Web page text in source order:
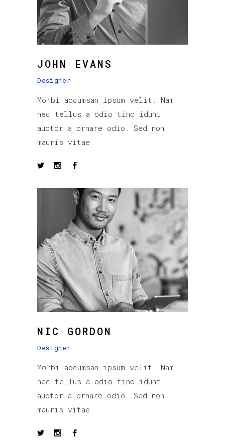
JOHN EVANS
Designer
Morbi accumsan ipsum velit. Nam
nec tellus a odio tinc idunt
auctor a ornare odio. Sed non
mauris vitae.
NIC GORDON
Designer
Morbi accumsan ipsum velit. Nam
nec tellus a odio tinc idunt
auctor a ornare odio. Sed non
mauris vitae.